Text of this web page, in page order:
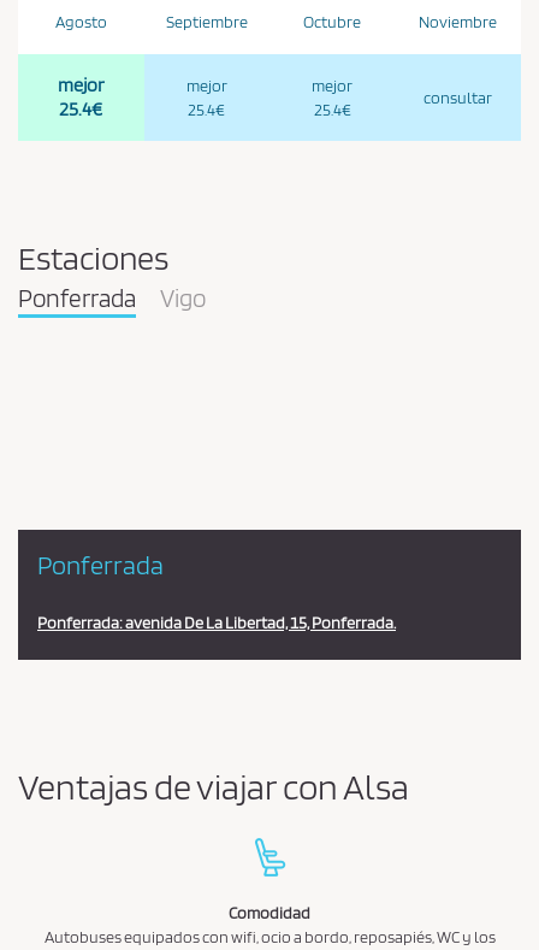
Agosto
mejor
25.4€
Septiembre
mejor
25.4€
Octubre
mejor
25.4€
Noviembre
consultar
Estaciones
Ponferrada Vigo
Ponferrada
Ponferrada: avenida De La Libertad, 15, Ponferrada.
Ventajas de viajar con Alsa
Comodidad
Autobuses equipados con wifi, ocio a bordo, reposapiés, WC y los